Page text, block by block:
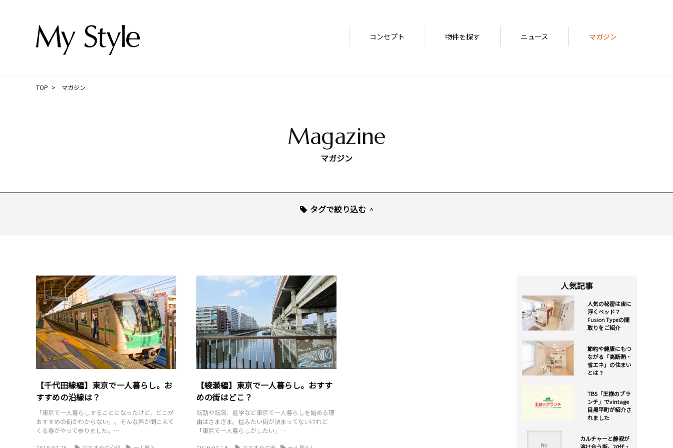
コンセプト 物件を探す ニュース マガジン
TOP マガジン
Magazine
マガジン
タグで絞り込む
人気記事
人気の秘密は宙に
浮くベッド？
Fusion Typeの間
取りをご紹介
節約や健康にもつ
ながる「高断熱・
省エネ」の住まい
とは？
TBS「王様のブラ
ンチ」でvintage
目黒平町が紹介さ
れました
カルチャーと静寂が
【千代田線編】東京で一人暮らし。お
すすめの沿線は？
「東京で一人暮らしすることになったけど、どこが
おすすめの街かわからない」。そんな声が聞こえて
くる春がやって参りました。…
【綾瀬編】東京で一人暮らし。おすす
めの街はどこ？
転勤や転職、進学など東京で一人暮らしを始める理
由はさまざま。住みたい街が決まってないけれど
「東京で一人暮らしがしたい」…